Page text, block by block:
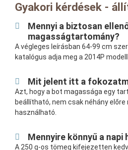
Gyakori kérdések -
Mennyi a biztosan
magasságtartomány?
A végleges leírásban 64-99 cm
katalógus adja meg a 2014P
Mit jelent itt a
Azt, hogy a bot magassága egy
beállítható, nem csak néhány
használható.
Mennyire könnyű a napi
A 250 g-os tömeg kifejezetten